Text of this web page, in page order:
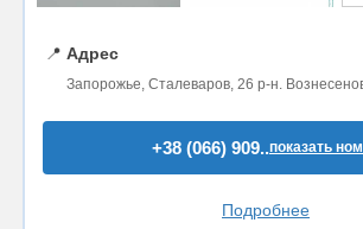
📍 Адрес
Запорожье, Сталеваров, 26 р-н.
+38 (066) 909..показать
Подробнее